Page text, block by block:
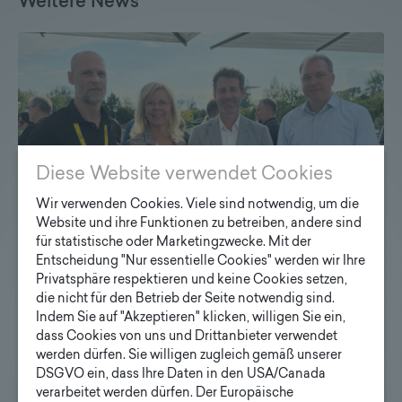
Lichttechnischer Kongress 2026
Unter dem Motto "Licht im Wandel - zwischen
Digitalisierung, Nachhaltigkeit und Innovation" fand
Diese Website verwendet Cookies
Wir verwenden Cookies. Viele sind notwendig, um die
Website und ihre Funktionen zu betreiben, andere sind
für statistische oder Marketingzwecke. Mit der
Entscheidung "Nur essentielle Cookies" werden wir Ihre
Privatsphäre respektieren und keine Cookies setzen,
die nicht für den Betrieb der Seite notwendig sind.
Indem Sie auf "Akzeptieren" klicken, willigen Sie ein,
dass Cookies von uns und Drittanbieter verwendet
werden dürfen. Sie willigen zugleich gemäß unserer
DSGVO ein, dass Ihre Daten in den USA/Canada
verarbeitet werden dürfen. Der Europäische